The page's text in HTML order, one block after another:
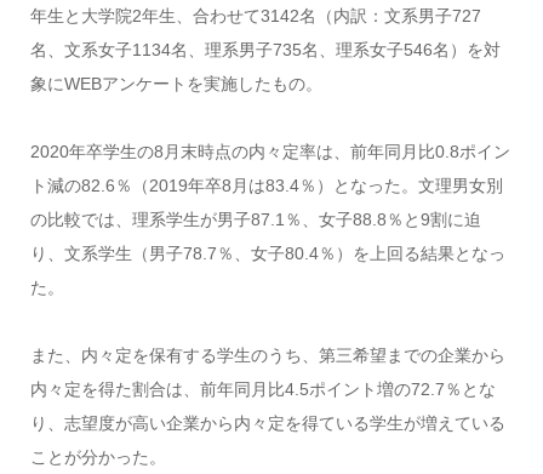
年生と大学院2年生、合わせて3142名（内訳：文系男子727
名、文系女子1134名、理系男子735名、理系女子546名）を対
象にWEBアンケートを実施したもの。
2020年卒学生の8月末時点の内々定率は、前年同月比0.8ポイン
ト減の82.6％（2019年卒8月は83.4％）となった。文理男女別
の比較では、理系学生が男子87.1％、女子88.8％と9割に迫
り、文系学生（男子78.7％、女子80.4％）を上回る結果となっ
た。
また、内々定を保有する学生のうち、第三希望までの企業から
内々定を得た割合は、前年同月比4.5ポイント増の72.7％とな
り、志望度が高い企業から内々定を得ている学生が増えている
ことが分かった。